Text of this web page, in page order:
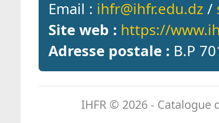
Email : ihfr@ihfr.edu.dz /
Site web : https://
Adresse postale : B.P
IHFR © 2026 -